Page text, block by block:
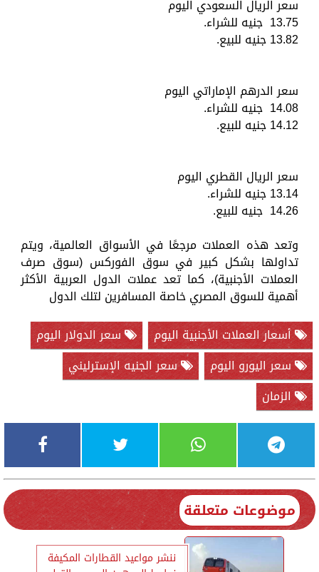
سعر الريال السعودي اليوم
13.75 جنيه للشراء.
13.82 جنيه للبيع.
سعر الدرهم الإماراتي اليوم
14.08 جنيه للشراء.
14.12 جنيه للبيع.
سعر الريال القطري اليوم
13.14 جنيه للشراء.
14.26 جنيه للبيع.
وتعد هذه العملات مرجعًا في الأسواق العالمية، ويتم
تداولها بشكل كبير في سوق الفوركس (سوق صرف
العملات الأجنبية)، كما تعد عملات الدول العربية الأكثر
أهمية للسوق المصري خاصة المسافرين لتلك الدول
أسعار العملات الأجنبية اليوم
سعر الدولار اليوم
سعر اليورو اليوم
سعر الجنيه الإسترليني
الزمان
موضوعات متعلقة
ننشر مواعيد القطارات المكيفة